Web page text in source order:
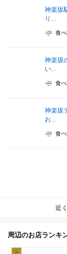
神楽坂
り...
食
神楽坂
い...
食
神楽坂
お...
食
近
周辺のお店ランキ